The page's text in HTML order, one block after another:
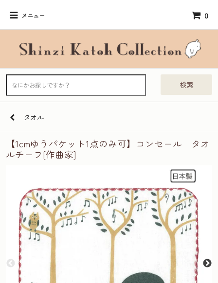
メニュー 0
検索
タオル
【1cmゆうパケット1点のみ可】コンセール タオ
ルチーフ[作曲家]